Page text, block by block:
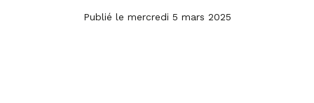
Publié le mercredi 5 mars 2025